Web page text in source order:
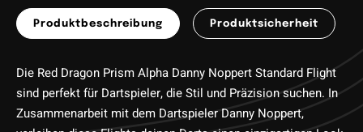
Produktbeschreibung Produktsicherheit
Die Red Dragon Prism Alpha Danny Noppert Standard Flight
sind perfekt für Dartspieler, die Stil und Präzision suchen. In
Zusammenarbeit mit dem Dartspieler Danny Noppert,